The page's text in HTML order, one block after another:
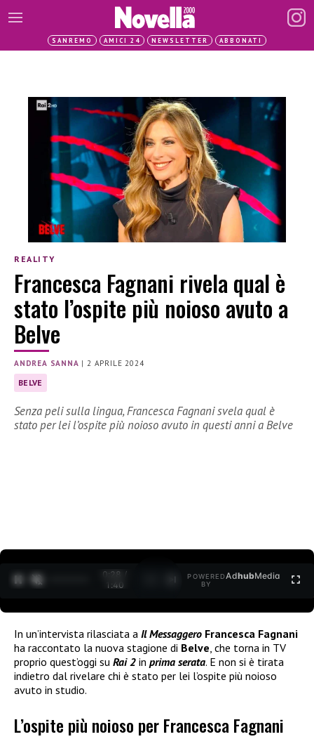
SANREMO AMICI 24 NEWSLETTER ABBONATI
REALITY
Francesca Fagnani rivela qual è
stato l’ospite più noioso avuto a
Belve
ANDREA SANNA |2 APRILE 2024
BELVE
Senza peli sulla lingua, Francesca Fagnani svela qual è
stato per lei l’ospite più noioso avuto in questi anni a Belve
0:30 /
1:40
POWERED
BY
AdhubMedia
In un’intervista rilasciata a Il Messaggero Francesca Fagnani
ha raccontato la nuova stagione di Belve , che torna in TV
proprio quest’oggi su Rai 2 in prima serata. E non si è tirata
indietro dal rivelare chi è stato per lei l’ospite più noioso
avuto in studio.
L’ospite più noioso per Francesca Fagnani